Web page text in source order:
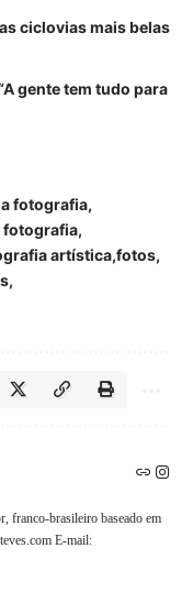
ciclovias mais belas
gente tem tudo para
fotografia
fotografia
artística fotos
franco-brasileiro baseado em
E-mail: